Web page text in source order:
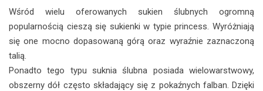
Wśród wielu oferowanych sukien ślubnych ogromną
popularnością cieszą się sukienki w typie princess. Wyróżniają
się one mocno dopasowaną górą oraz wyraźnie zaznaczoną
talią.
Ponadto tego typu suknia ślubna posiada wielowarstwowy,
obszerny dół często składający się z pokaźnych falban. Dzięki